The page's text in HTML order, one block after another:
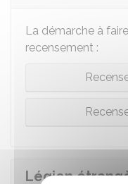
La démarche à
recensement :
Légion